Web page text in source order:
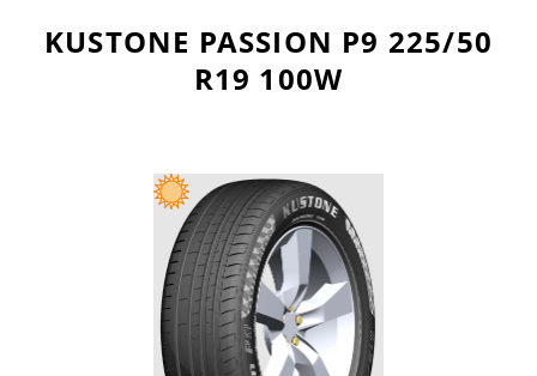
KUSTONE PASSION P9 225/50
R19 100W